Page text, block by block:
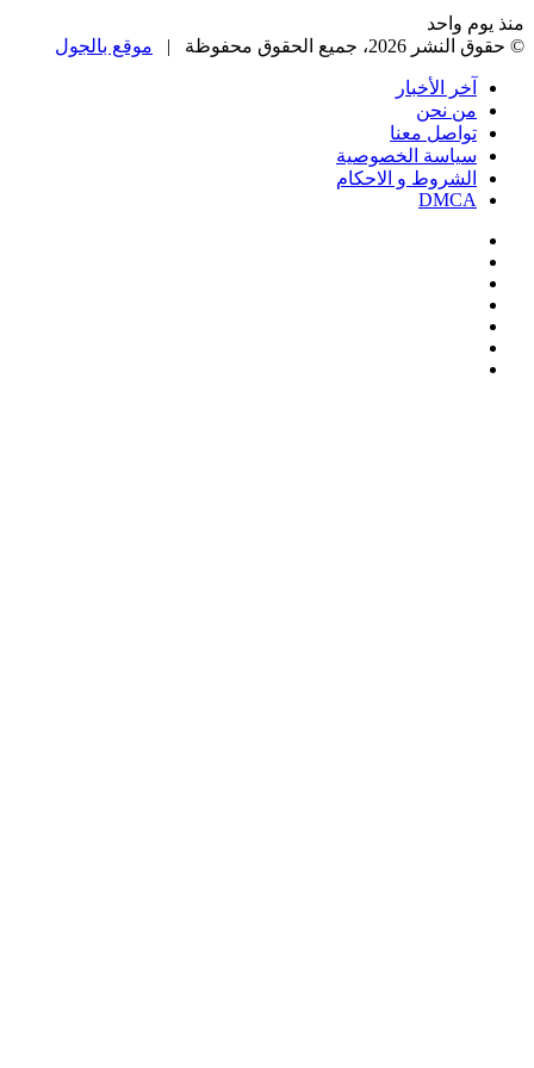
واحد
جميع الحقوق محفوظة |
موقع بالجول
الأخبار
نحن
معنا
الخصوصية
و الاحكام